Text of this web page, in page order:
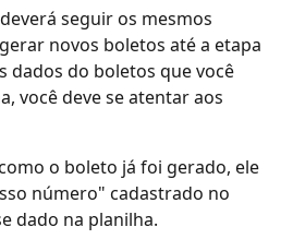
seguir os mesmos
novos boletos até a etapa
dados do boletos que você
você deve se atentar aos
o boleto já foi gerado, ele
número" cadastrado no
dado na planilha.